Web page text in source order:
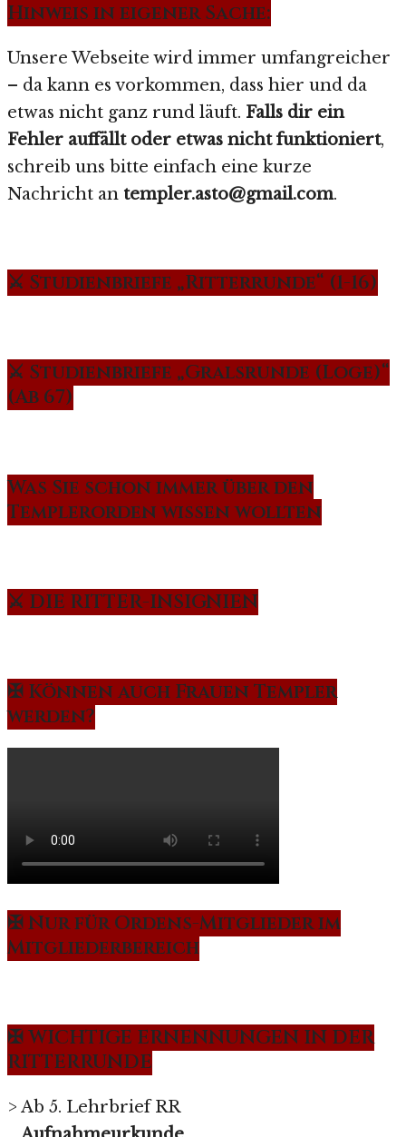
Hinweis in eigener Sache:
Unsere Webseite wird immer umfangreicher
– da kann es vorkommen, dass hier und da
etwas nicht ganz rund läuft. Falls dir ein
Fehler auffällt oder etwas nicht funktioniert,
schreib uns bitte einfach eine kurze
Nachricht an templer.asto@gmail.com.
⚔️ Studienbriefe „Ritterrunde“ (1-16)
⚔️ Studienbriefe „Gralsrunde (Loge)“
(Ab 67)
Was Sie schon immer über den
Templerorden wissen wollten
⚔️ DIE RITTER-INSIGNIEN
✠ Können auch Frauen Templer
werden?
✠ Nur für Ordens-Mitglieder im
Mitgliederbereich
✠ WICHTIGE ERNENNUNGEN IN DER
RITTERRUNDE
> Ab 5. Lehrbrief RR